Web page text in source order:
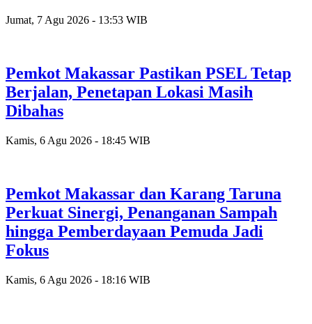
Jumat, 7 Agu 2026 - 13:53 WIB
Pemkot Makassar Pastikan PSEL Tetap
Berjalan, Penetapan Lokasi Masih
Dibahas
Kamis, 6 Agu 2026 - 18:45 WIB
Pemkot Makassar dan Karang Taruna
Perkuat Sinergi, Penanganan Sampah
hingga Pemberdayaan Pemuda Jadi
Fokus
Kamis, 6 Agu 2026 - 18:16 WIB